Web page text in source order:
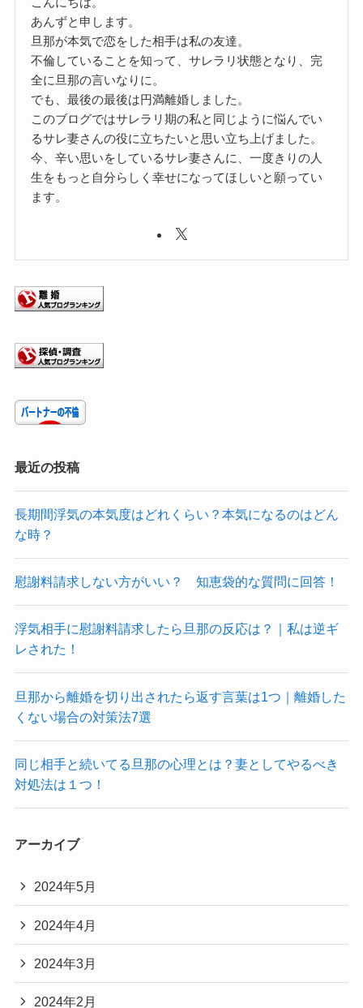
あんずと申します。
旦那が本気で恋をした相手は私の友達。
不倫していることを知って、サレラリ状態となり、完
全に旦那の言いなりに。
でも、最後の最後は円満離婚しました。
このブログではサレラリ期の私と同じように悩んでい
るサレ妻さんの役に立ちたいと思い立ち上げました。
今、辛い思いをしているサレ妻さんに、一度きりの人
生をもっと自分らしく幸せになってほしいと願ってい
ます。
最近の投稿
長期間浮気の本気度はどれくらい？本気になるのはどん
な時？
慰謝料請求しない方がいい？ 知恵袋的な質問に回答！
浮気相手に慰謝料請求したら旦那の反応は？｜私は逆ギ
レされた！
旦那から離婚を切り出されたら返す言葉は1つ｜離婚した
くない場合の対策法7選
同じ相手と続いてる旦那の心理とは？妻としてやるべき
対処法は１つ！
アーカイブ
2024年5月
2024年4月
2024年3月
2024年2月